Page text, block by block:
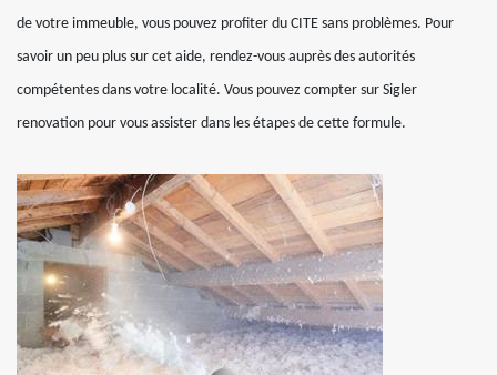
de votre immeuble, vous pouvez profiter du CITE sans problèmes. Pour
savoir un peu plus sur cet aide, rendez-vous auprès des autorités
compétentes dans votre localité. Vous pouvez compter sur Sigler
renovation pour vous assister dans les étapes de cette formule.